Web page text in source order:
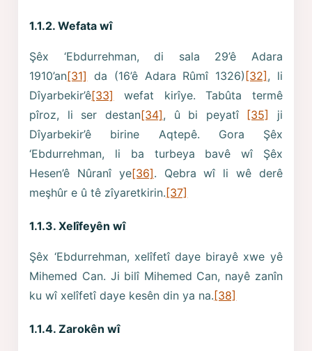
1.1.2. Wefata wî
Şêx ‘Ebdurrehman, di sala 29’ê Adara
1910’an[31] da (16’ê Adara Rûmî 1326)[32], li
Dîyarbekir’ê[33]
wefat kirîye. Tabûta termê
pîroz, li ser destan[34], û bi peyatî [35]
ji
Dîyarbekir’ê birine Aqtepê. Gora Şêx
‘Ebdurrehman, li ba turbeya bavê wî Şêx
Hesen’ê Nûranî ye[36]. Qebra wî li wê derê
meşhûr e û tê zîyaretkirin.[37]
1.1.3. Xelîfeyên wî
Şêx ‘Ebdurrehman, xelîfetî daye birayê xwe yê
Mihemed Can. Ji bilî Mihemed Can, nayê zanîn
ku wî xelîfetî daye kesên din ya na.[38]
1.1.4. Zarokên wî